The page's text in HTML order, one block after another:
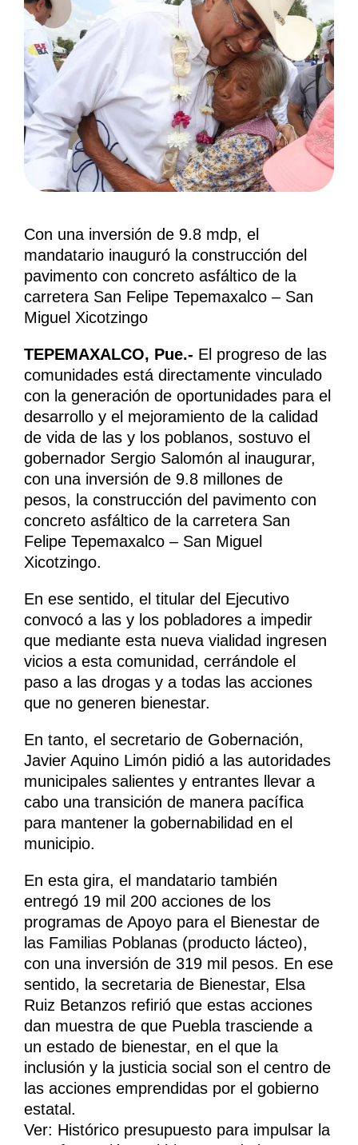
Con una inversión de 9.8 mdp, el
mandatario inauguró la construcción del
pavimento con concreto asfáltico de la
carretera San Felipe Tepemaxalco – San
Miguel Xicotzingo
TEPEMAXALCO, Pue.- El progreso de las
comunidades está directamente vinculado
con la generación de oportunidades para el
desarrollo y el mejoramiento de la calidad
de vida de las y los poblanos, sostuvo el
gobernador Sergio Salomón al inaugurar,
con una inversión de 9.8 millones de
pesos, la construcción del pavimento con
concreto asfáltico de la carretera San
Felipe Tepemaxalco – San Miguel
Xicotzingo.
En ese sentido, el titular del Ejecutivo
convocó a las y los pobladores a impedir
que mediante esta nueva vialidad ingresen
vicios a esta comunidad, cerrándole el
paso a las drogas y a todas las acciones
que no generen bienestar.
En tanto, el secretario de Gobernación,
Javier Aquino Limón pidió a las autoridades
municipales salientes y entrantes llevar a
cabo una transición de manera pacífica
para mantener la gobernabilidad en el
municipio.
En esta gira, el mandatario también
entregó 19 mil 200 acciones de los
programas de Apoyo para el Bienestar de
las Familias Poblanas (producto lácteo),
con una inversión de 319 mil pesos. En ese
sentido, la secretaria de Bienestar, Elsa
Ruiz Betanzos refirió que estas acciones
dan muestra de que Puebla trasciende a
un estado de bienestar, en el que la
inclusión y la justicia social son el centro de
las acciones emprendidas por el gobierno
estatal.
Ver: Histórico presupuesto para impulsar la